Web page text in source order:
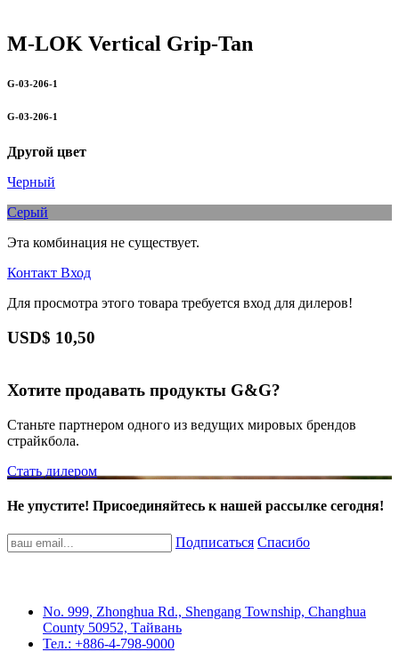
M-LOK Vertical Grip-Tan
G-03-206-1
G-03-206-1
Другой цвет
Черный
Серый
Эта комбинация не существует.
Контакт Вход
Для просмотра этого товара требуется вход для дилеров!
USD$ 10,50
Хотите продавать продукты G&G?
Станьте партнером одного из ведущих мировых брендов
страйкбола.
Стать дилером
Не упустите! Присоединяйтесь к нашей рассылке сегодня!
Подписаться Спасибо
No. 999, Zhonghua Rd., Shengang Township, Changhua
County 50952, Тайвань
Тел.: +886-4-798-9000